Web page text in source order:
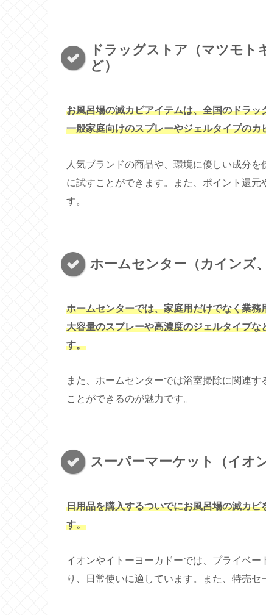
ドラッグストア（マツモ
ど）
お風呂場の滅カビアイテムは、全国のドラ
一般家庭向けのスプレーやジェルタイプの
人気ブランドの商品や、環境に優しい成分
に試すことができます。また、ポイント還
す。
ホームセンター（カインズ
ホームセンターでは、家庭用だけでなく業
大容量のスプレーや高濃度のジェルタイプ
す。
また、ホームセンターでは浴室掃除に関連
ことができるのが魅力です。
スーパーマーケット（イオ
日用品を購入するついでにお風呂場の滅カ
す。
イオンやイトーヨーカドーでは、プライベ
り、日常使いに適しています。また、特売